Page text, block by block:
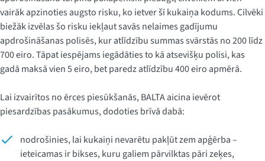
vairāk apzinoties augsto risku, ko ietver šī kukaiņa kodums. Cilvēki
biežāk izvēlas šo risku iekļaut savās nelaimes gadījumu
apdrošināšanas polisēs, kur atlīdzību summas svārstās no 200 līdz
700 eiro. Tāpat iespējams iegādāties to kā atsevišķu polisi, kas
gadā maksā vien 5 eiro, bet paredz atlīdzību 400 eiro apmērā.
Lai izvairītos no ērces piesūkšanās, BALTA aicina ievērot
piesardzības pasākumus, dodoties brīvā dabā:
nodrošinies, lai kukaiņi nevarētu pakļūt zem apģērba –
ieteicamas ir bikses, kuru galiem pārvilktas pāri zeķes,